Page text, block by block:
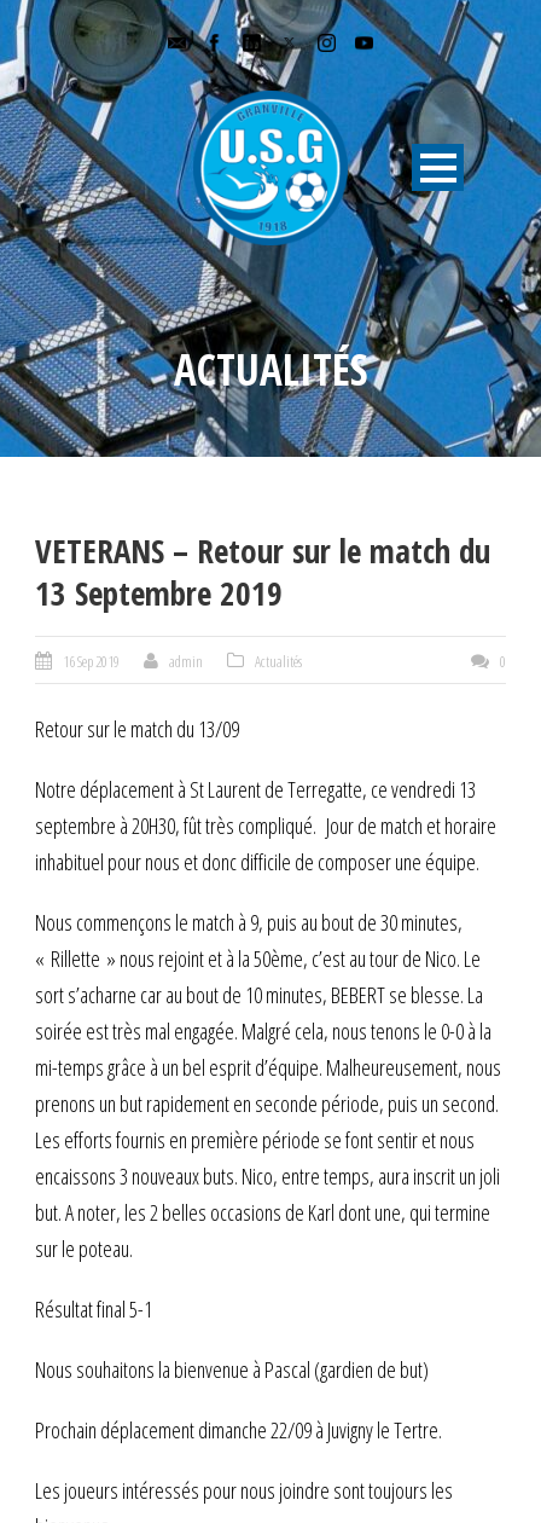
ACTUALITÉS
VETERANS – Retour sur le match du
13 Septembre 2019
16 Sep 2019 admin Actualités 0
Retour sur le match du 13/09
Notre déplacement à St Laurent de Terregatte, ce vendredi 13
septembre à 20H30, fût très compliqué. Jour de match et horaire
inhabituel pour nous et donc difficile de composer une équipe.
Nous commençons le match à 9, puis au bout de 30 minutes,
« Rillette » nous rejoint et à la 50ème, c’est au tour de Nico. Le
sort s’acharne car au bout de 10 minutes, BEBERT se blesse. La
soirée est très mal engagée. Malgré cela, nous tenons le 0-0 à la
mi-temps grâce à un bel esprit d’équipe. Malheureusement, nous
prenons un but rapidement en seconde période, puis un second.
Les efforts fournis en première période se font sentir et nous
encaissons 3 nouveaux buts. Nico, entre temps, aura inscrit un joli
but. A noter, les 2 belles occasions de Karl dont une, qui termine
sur le poteau.
Résultat final 5-1
Nous souhaitons la bienvenue à Pascal (gardien de but)
Prochain déplacement dimanche 22/09 à Juvigny le Tertre.
Les joueurs intéressés pour nous joindre sont toujours les